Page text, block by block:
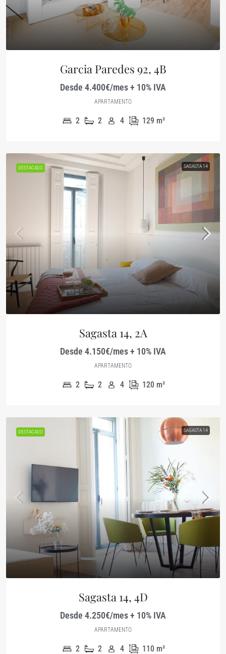
Garcia Paredes 92, 4B
Desde 4.400€/mes + 10% IVA
APARTAMENTO
2 2 4 129 m²
DESTACADO SAGASTA 14
Sagasta 14, 2A
Desde 4.150€/mes + 10% IVA
APARTAMENTO
2 2 4 120 m²
DESTACADO SAGASTA 14
Sagasta 14, 4D
Desde 4.250€/mes + 10% IVA
APARTAMENTO
2 2 4 110 m²